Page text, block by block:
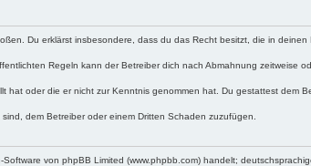
Du erklärst insbesondere, dass du das Recht besitzt, die in
Regeln kann der Betreiber dich nach Abmahnung zeitweise
oder die er nicht zur Kenntnis genommen hat. Du gestattest dem
dem Betreiber oder einem Dritten Schaden zuzufügen.
Software von phpBB Limited (www.phpbb.com) handelt;